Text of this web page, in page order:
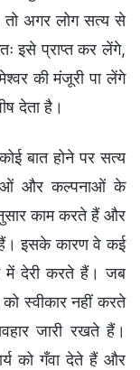
तो अगर लोग सत्य से
इसे प्राप्त कर लेंगे,
की मंजूरी पा लेंगे
देता है।
बात होने पर सत्य
और कल्पनाओं के
काम करते हैं और
इसके कारण वे कई
में देरी करते हैं। जब
स्वीकार नहीं करते
जारी रखते हैं।
को गँवा देते हैं और